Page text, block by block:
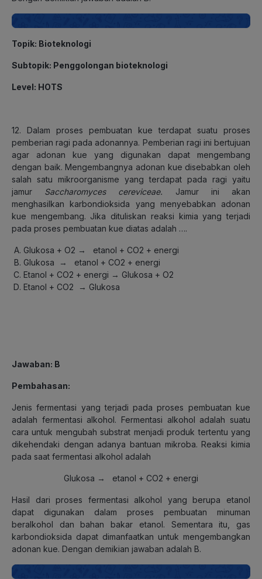
Topik: Bioteknologi
Subtopik: Penggolongan bioteknologi
Level: HOTS
12. Dalam proses pembuatan kue terdapat suatu proses
pemberian ragi pada adonannya. Pemberian ragi ini bertujuan
agar adonan kue yang digunakan dapat mengembang
dengan baik. Mengembangnya adonan kue disebabkan oleh
salah satu mikroorganisme yang terdapat pada ragi yaitu
jamur Saccharomyces cereviceae. Jamur ini akan
menghasilkan karbondioksida yang menyebabkan adonan
kue mengembang. Jika dituliskan reaksi kimia yang terjadi
pada proses pembuatan kue diatas adalah ….
Glukosa + O2 → etanol + CO2 + energi
Glukosa → etanol + CO2 + energi
Etanol + CO2 + energi → Glukosa + O2
Etanol + CO2 → Glukosa
Jawaban: B
Pembahasan:
Jenis fermentasi yang terjadi pada proses pembuatan kue
adalah fermentasi alkohol. Fermentasi alkohol adalah suatu
cara untuk mengubah substrat menjadi produk tertentu yang
dikehendaki dengan adanya bantuan mikroba. Reaksi kimia
pada saat fermentasi alkohol adalah
Glukosa → etanol + CO2 + energi
Hasil dari proses fermentasi alkohol yang berupa etanol
dapat digunakan dalam proses pembuatan minuman
beralkohol dan bahan bakar etanol. Sementara itu, gas
karbondioksida dapat dimanfaatkan untuk mengembangkan
adonan kue. Dengan demikian jawaban adalah B.